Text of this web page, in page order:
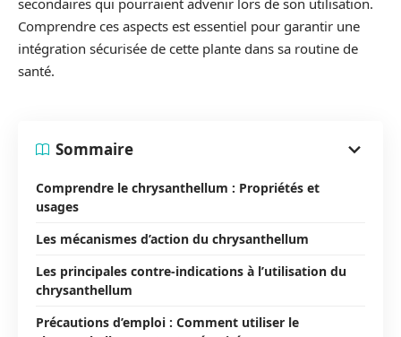
secondaires qui pourraient advenir lors de son utilisation.
Comprendre ces aspects est essentiel pour garantir une
intégration sécurisée de cette plante dans sa routine de
santé.
Sommaire
Comprendre le chrysanthellum : Propriétés et
usages
Les mécanismes d’action du chrysanthellum
Les principales contre-indications à l’utilisation du
chrysanthellum
Précautions d’emploi : Comment utiliser le